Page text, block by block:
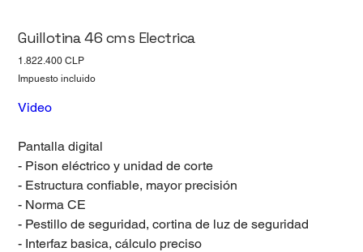
Guillotina 46 cms Electrica
Precio
1.822.400 CLP
Impuesto incluido
Video
Pantalla digital
- Pison eléctrico y unidad de corte
- Estructura confiable, mayor precisión
- Norma CE
- Pestillo de seguridad, cortina de luz de seguridad
- Interfaz basica, cálculo preciso